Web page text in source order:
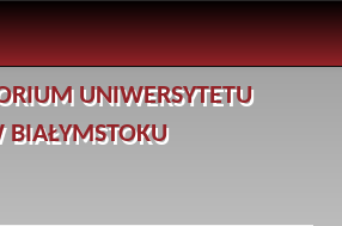
UNIWERSYTETU
BIAŁYMSTOKU